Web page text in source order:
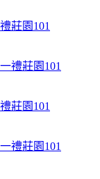
莊園101
莊園101